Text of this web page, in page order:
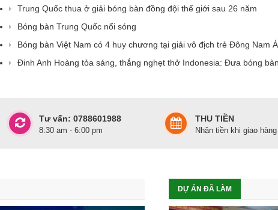
Trung Quốc thua ở giải bóng bàn đồng đội thế giới sau 26 năm
Bóng bàn Trung Quốc nổi sóng
Bóng bàn Việt Nam có 4 huy chương tại giải vô địch trẻ Đông Nam Á
Đinh Anh Hoàng tỏa sáng, thắng nghẹt thở Indonesia: Đưa bóng
Tư vấn: 0788601988
8:30 am - 6:00 pm
THU TIỀN
Nhận tiền khi giao hàng
DỰ ÁN ĐÃ LÀM